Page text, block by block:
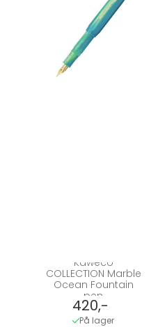
Kaweco
COLLECTION Marble
Ocean Fountain
pen
420,-
På lager